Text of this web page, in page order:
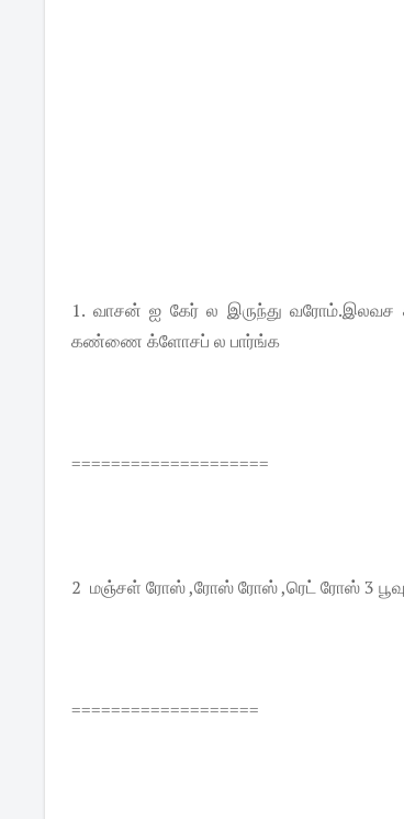
1. வாசன் ஐ கேர் ல இருந்து வரோம்.இலவச கண்
கண்ணை க்ளோசப் ல பார்ங்க
====================
2 மஞ்சள் ரோஸ் ,ரோஸ் ரோஸ் ,ரெட் ரோஸ் 3
===================